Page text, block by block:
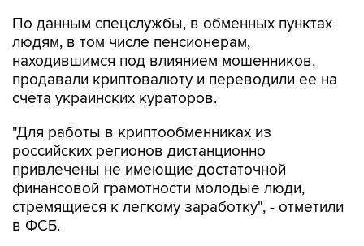
По данным спецслужбы, в обменных пунктах
людям, в том числе пенсионерам,
находившимся под влиянием мошенников,
продавали криптовалюту и переводили ее на
счета украинских кураторов.
"Для работы в криптообменниках из
российских регионов дистанционно
привлечены не имеющие достаточной
финансовой грамотности молодые люди,
стремящиеся к легкому заработку", - отметили
в ФСБ.